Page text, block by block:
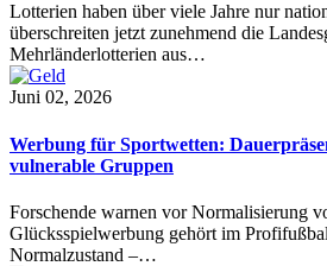
Lotterien haben über viele Jahre nur
überschreiten jetzt zunehmend die
Mehrländerlotterien aus…
Juni 02, 2026
Werbung für Sportwetten:
vulnerable Gruppen
Forschende warnen vor Normalisierung
Glücksspielwerbung gehört im
Normalzustand –…